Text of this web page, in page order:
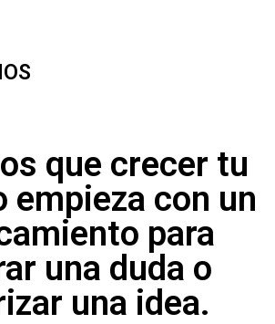
que crecer tu
empieza con un
para
una duda o
una idea.